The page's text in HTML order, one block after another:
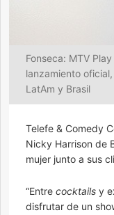
Fonseca: MTV
lanzamiento
LatAm y Brasil
Telefe & Comedy
Nicky Harrison de
mujer junto a sus
“Entre cocktails y
disfrutar de un